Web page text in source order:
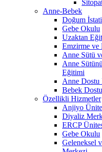
Anne-Bebek
Doğum
Gebe Okulu
Uzaktan
Emzirme ve
Anne Sütü
Anne
Eğitimi
Anne Dostu
Bebek
Özellikli Hizmetler
Anjiyo
Diyaliz
ERCP
Gebe Okulu
Geleneksel